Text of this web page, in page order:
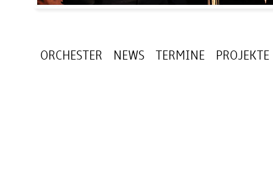
ORCHESTER NEWS TERMINE PROJEKTE